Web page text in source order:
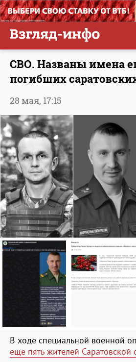
СВО. Названы имена
погибших
28 мая, 17:15
В ходе специальной военной
еще пять жителей Саратовской